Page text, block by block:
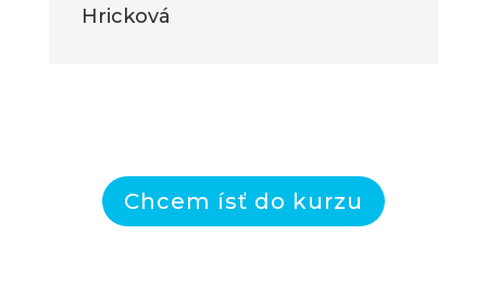
Hricková
Chcem ísť do kurzu